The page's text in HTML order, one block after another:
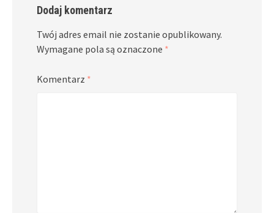
Dodaj komentarz
Twój adres email nie zostanie opublikowany.
Wymagane pola są oznaczone *
Komentarz *